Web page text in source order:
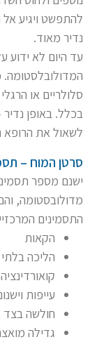
להתפשט ויגיע
נדיר מאוד.
עד היום לא ידוע
המדולובלסטומה.
סלולריים או
בכלל. באופן
לשאול את הרופא
סרטן המוח –
ישנם מספר
מדולובסטומה,
התסמינים
הקאות
הליכה בלתי
עייפות
חולשה בצד
גדילה